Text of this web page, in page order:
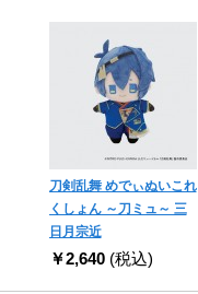
刀剣乱舞 めでぃぬいこれ
くしょん ～刀ミュ～ 三
日月宗近
￥2,640 (税込)